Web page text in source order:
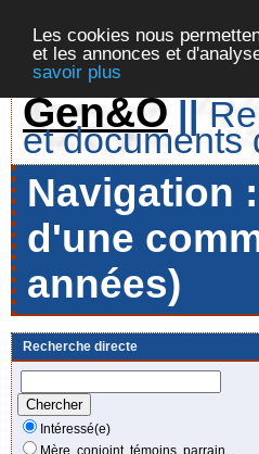
Les cookies nous
et les annonces et
savoir plus
Gen&O ||
et documents
Navigation
d'une
années)
Recherche directe
Intéressé(e)
Mère, conjoint, témoins, parrain...